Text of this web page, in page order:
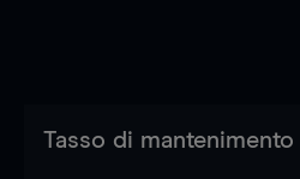
Tasso di mantenimento